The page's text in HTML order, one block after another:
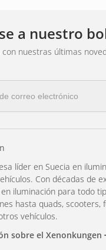
a nuestro
nuestras últimas
líder en Suecia en
Con décadas de
iluminación para todo
hasta quads, scooters,
vehículos.
sobre el Xenonkungen